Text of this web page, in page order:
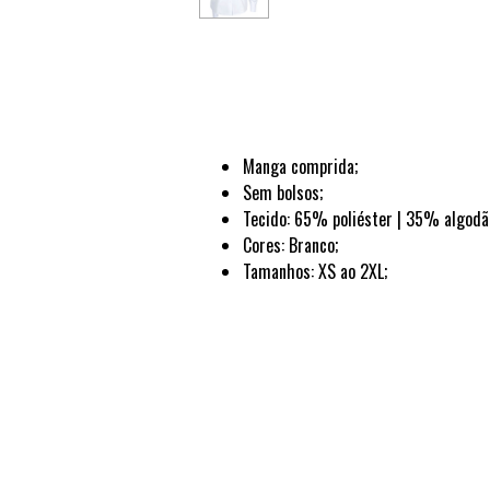
Manga comprida;
Sem bolsos;
Tecido: 65% poliéster | 35%
Cores: Branco;
Tamanhos: XS ao 2XL;